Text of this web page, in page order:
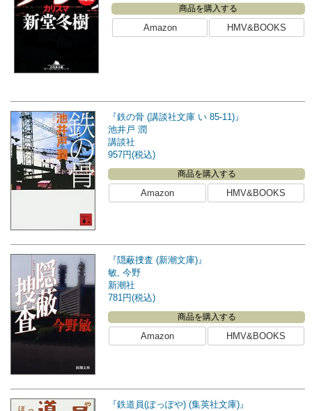
商品を購入する
Amazon HMV&BOOKS
『鉄の骨 (講談社文庫 い 85-11)』
池井戸 潤
講談社
957円(税込)
商品を購入する
Amazon HMV&BOOKS
『隠蔽捜査 (新潮文庫)』
敏, 今野
新潮社
781円(税込)
商品を購入する
Amazon HMV&BOOKS
『鉄道員(ぽっぽや) (集英社文庫)』